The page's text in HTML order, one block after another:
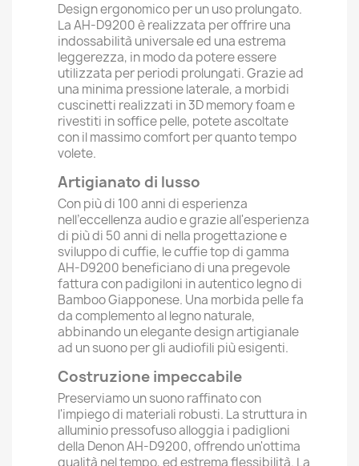
Design ergonomico per un uso prolungato.
La AH-D9200 è realizzata per offrire una
indossabilità universale ed una estrema
leggerezza, in modo da potere essere
utilizzata per periodi prolungati. Grazie ad
una minima pressione laterale, a morbidi
cuscinetti realizzati in 3D memory foam e
rivestiti in soffice pelle, potete ascoltate
con il massimo comfort per quanto tempo
volete.
Artigianato di lusso
Con più di 100 anni di esperienza
nell’eccellenza audio e grazie all'esperienza
di più di 50 anni di nella progettazione e
sviluppo di cuffie, le cuffie top di gamma
AH-D9200 beneficiano di una pregevole
fattura con padigiloni in autentico legno di
Bamboo Giapponese. Una morbida pelle fa
da complemento al legno naturale,
abbinando un elegante design artigianale
ad un suono per gli audiofili più esigenti.
Costruzione impeccabile
Preserviamo un suono raffinato con
l'impiego di materiali robusti. La struttura in
alluminio pressofuso alloggia i padiglioni
della Denon AH-D9200, offrendo un'ottima
qualità nel tempo, ed estrema flessibilità. La